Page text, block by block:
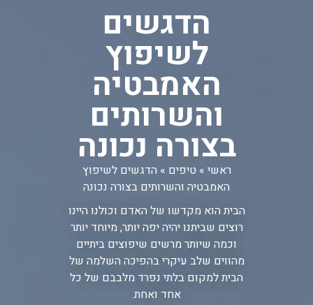
הדגשים
לשיפוץ
האמבטיה
והשרותים
בצורה נכונה
ראשי » טיפים » הדגשים לשיפוץ
האמבטיה והשרותים בצורה נכונה
הבית הוא מקדשו של האדם וכולנו היינו
רוצים שביתנו יהיה יפה יותר, מיוחד יותר
וכמה שיותר מרשים שיפוצים ביתיים
מהווים שלב עיקרי בהפיכה השלמה של
הבית למקום בלתי נפרד מלבבם של כל
אחד ואחת.